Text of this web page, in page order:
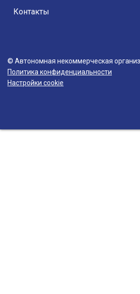
Контакты
© Автономная некоммерческая
Политика конфиденциальности
Настройки cookie